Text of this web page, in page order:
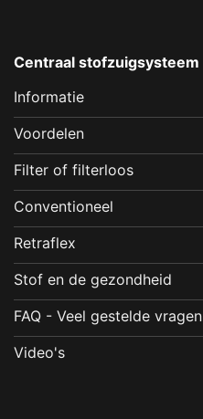
Centraal stofzuigsysteem
Informatie
Voordelen
Filter of filterloos
Conventioneel
Retraflex
Stof en de gezondheid
FAQ - Veel gestelde vragen
Video's